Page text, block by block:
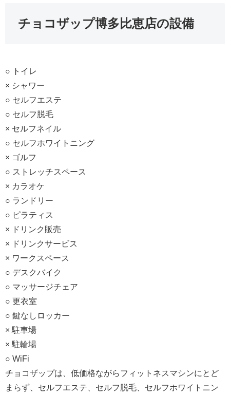
チョコザップ博多比恵店の設備
○ トイレ
× シャワー
○ セルフエステ
○ セルフ脱毛
× セルフネイル
○ セルフホワイトニング
× ゴルフ
○ ストレッチスペース
× カラオケ
○ ランドリー
○ ピラティス
× ドリンク販売
× ドリンクサービス
× ワークスペース
○ デスクバイク
○ マッサージチェア
○ 更衣室
○ 鍵なしロッカー
× 駐車場
× 駐輪場
○ WiFi
チョコザップは、低価格ながらフィットネスマシンにとど
まらず、セルフエステ、セルフ脱毛、セルフホワイトニン